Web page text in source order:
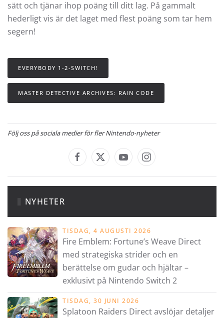
sätt och tjänar ihop poäng till ditt lag. På gammalt
hederligt vis är det laget med flest poäng som tar hem
segern!
EVERYBODY 1-2-SWITCH!
MASTER DETECTIVE ARCHIVES: RAIN CODE
Följ oss på sociala medier för fler Nintendo-nyheter
NYHETER
TISDAG, 4 AUGUSTI 2026
Fire Emblem: Fortune’s Weave Direct
med strategiska strider och en
berättelse om gudar och hjältar –
exklusivt på Nintendo Switch 2
TISDAG, 30 JUNI 2026
Splatoon Raiders Direct avslöjar detaljer